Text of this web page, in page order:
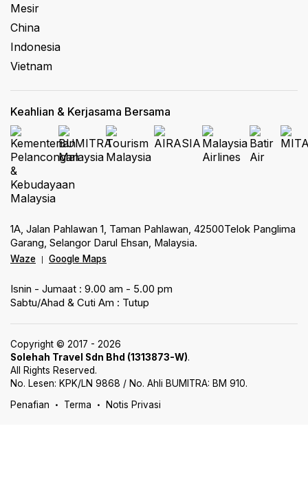
Mesir
China
Indonesia
Vietnam
Keahlian & Kerjasama Bersama
1A, Jalan Pahlawan 1, Taman Pahlawan, 42500Telok Panglima
Garang, Selangor Darul Ehsan, Malaysia.
Waze Google Maps
Isnin - Jumaat : 9.00 am - 5.00 pm
Sabtu/Ahad & Cuti Am : Tutup
Copyright © 2017 - 2026
Solehah Travel Sdn Bhd (1313873-W).
All Rights Reserved.
No. Lesen: KPK/LN 9868 / No. Ahli BUMITRA: BM 910.
Penafian
• Terma • Notis Privasi